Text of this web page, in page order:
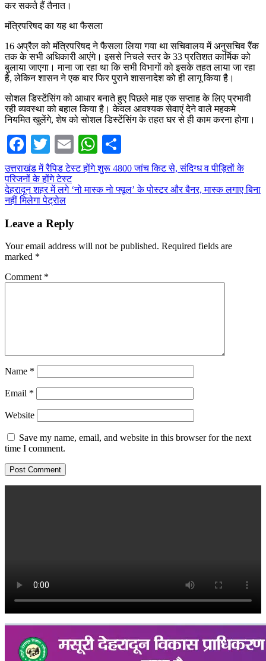
कर सकते हैं तैनात।
मंत्रिपरिषद का यह था फैसला
16 अप्रैल को मंत्रिपरिषद ने फैसला लिया गया था सचिवालय में अनुसचिव रैंक
तक के सभी अधिकारी आएंगे। इससे निचले स्तर के 33 प्रतिशत कार्मिक को
बुलाया जाएगा। माना जा रहा था कि सभी विभागों को इसके तहत लाया जा रहा
है, लेकिन शासन ने एक बार फिर पुराने शासनादेश को ही लागू किया है।
सोशल डिस्टेंसिंग को आधार बनाते हुए पिछले माह एक सप्ताह के लिए प्रभावी
रही व्यवस्था को बहाल किया है। केवल आवश्यक सेवाएं देने वाले महकमे
नियमित खुलेंगे, शेष को सोशल डिस्टेंसिंग के तहत घर से ही काम करना होगा।
Facebook
TwitterEmailWhatsApp
Post
navigation
उत्तराखंड में रैपिड टेस्ट होंगे शुरू 4800 जांच किट से, संदिग्ध व पीड़ितों के
परिजनों के होंगे टेस्ट
देहरादून शहर में लगे ‘नो मास्क नो फ्यूल’ के पोस्टर और बैनर, मास्क लगाए बिना
नहीं मिलेगा पेट्रोल
Leave a Reply
Your email address will not be published. Required fields are
marked *
Comment *
Name *
Email *
Website
Save my name, email, and website in this browser for the next
time I comment.